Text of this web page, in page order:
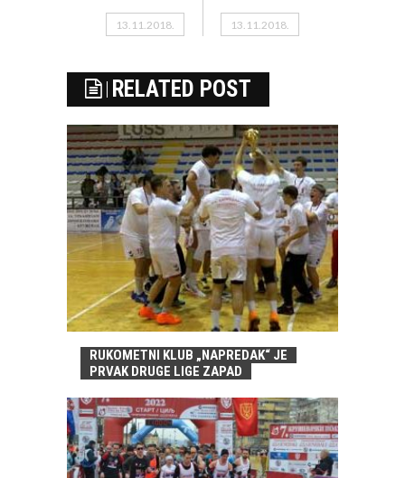
13.11.2018. 13.11.2018.
RELATED POST
RUKOMETNI KLUB „NAPREDAK“ JE
PRVAK DRUGE LIGE ZAPAD